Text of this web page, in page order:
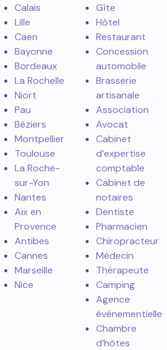
Calais
Lille
Caen
Bayonne
Bordeaux
La Rochelle
Niort
Pau
Béziers
Montpellier
Toulouse
La Roche-
sur-Yon
Nantes
Aix en
Provence
Antibes
Cannes
Marseille
Nice
Gîte
Hôtel
Restaurant
Concession
automobile
Brasserie
artisanale
Association
Avocat
Cabinet
d’expertise
comptable
Cabinet de
notaires
Dentiste
Pharmacien
Chiropracteur
Médecin
Thérapeute
Camping
Agence
événementielle
Chambre
d’hôtes